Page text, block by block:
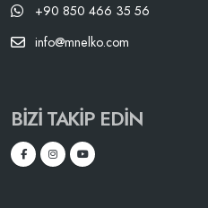
+90 850 466 35 56
info@mnelko.com
BIZI TAKIP EDIN